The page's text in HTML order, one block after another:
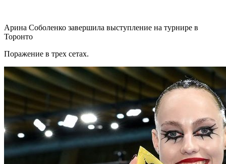
Арина Соболенко завершила выступление на турнире в
Торонто
Поражение в трех сетах.